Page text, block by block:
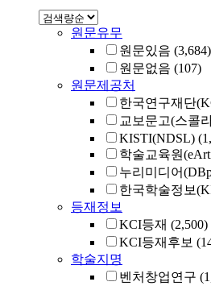
원문유무
원문있음 (3,684)
원문없음 (107)
원문제공처
한국연구재단
교보문고(스콜
KISTI(NDSL)
학술교육원
누리미디어
한국학술정보
등재정보
KCI등재 (2,500)
KCI등재후보
학술지명
벤처창업연구